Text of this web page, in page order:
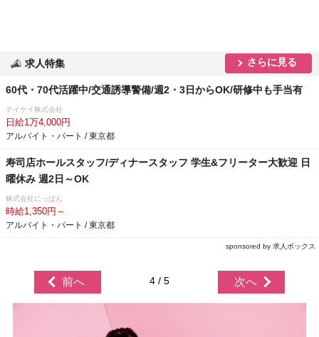
求人特集 さらに見る
60代・70代活躍中/交通誘導警備/週2・3日からOK/研修中も手当有
テイケイ株式会社
日給1万4,000円
アルバイト・パート / 東京都
寿司店ホールスタッフ/ディナースタッフ 学生&フリーター大歓迎 日
曜休み 週2日～OK
株式会社にっぱん
時給1,350円～
アルバイト・パート / 東京都
sponsored by 求人ボックス
前へ 4 / 5 次へ